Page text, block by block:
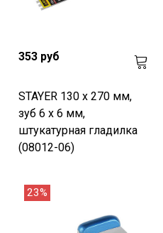
353 руб
STAYER 130 х 270 мм,
зуб 6 х 6 мм,
штукатурная гладилка
(08012-06)
23%